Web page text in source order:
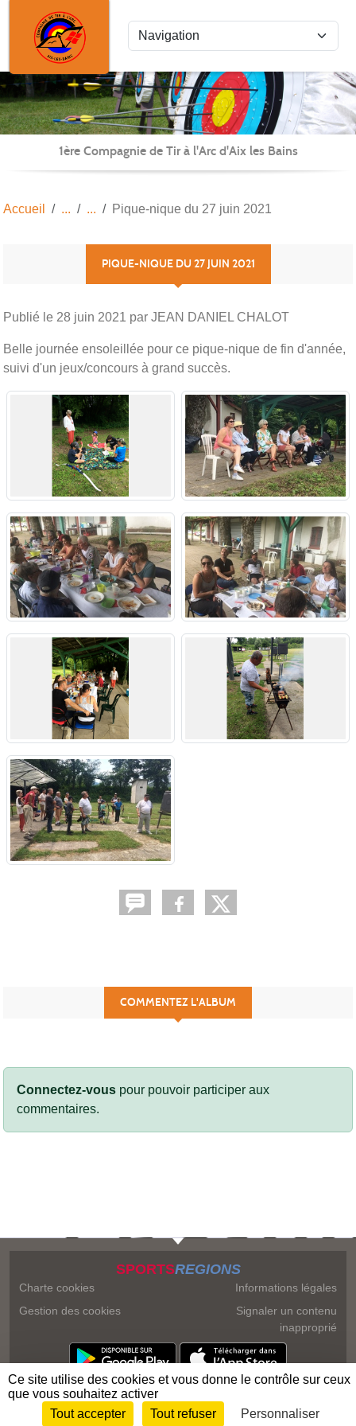
1ère Compagnie de Tir à l'Arc d'Aix les Bains
Accueil Pique-nique du 27 juin 2021
PIQUE-NIQUE DU 27 JUIN 2021
Publié le 28 juin 2021 par JEAN DANIEL CHALOT
Belle journée ensoleillée pour ce pique-nique de fin d'année,
suivi d'un jeux/concours à grand succès.
COMMENTEZ L'ALBUM
Connectez-vous pour pouvoir participer aux
commentaires.
SPORTSREGIONS
Charte cookies
Gestion des cookies
Informations légales
Signaler un contenu
inapproprié
Envie de participer ? Connexion
Panneau de gestion des cookies
Ce site utilise des cookies et vous donne le contrôle sur ceux
que vous souhaitez activer
Tout accepter
Tout refuser Personnaliser